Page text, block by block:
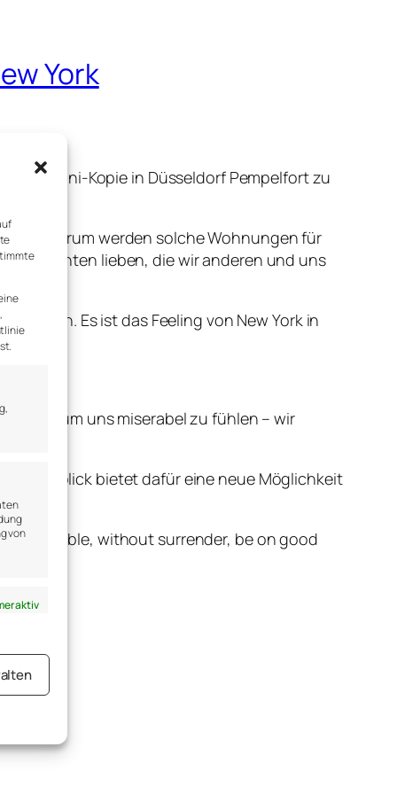
von
aktiv
York
als Mini-Kopie in Düsseldorf Pempelfort zu
Warum werden solche Wohnungen für
lieben, die wir anderen und uns
Es ist das Feeling von New York in
um uns miserabel zu fühlen – wir
Augenblick bietet dafür eine neue Möglichkeit
as possible, without surrender, be on good